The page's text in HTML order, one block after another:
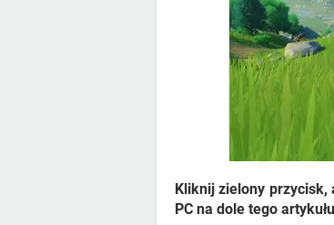
Kliknij zielony
PC na dole tego